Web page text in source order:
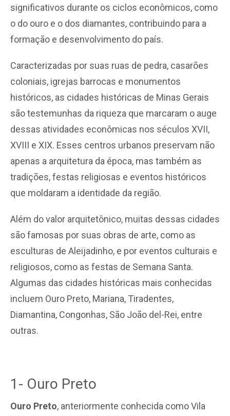
significativos durante os ciclos econômicos, como
o do ouro e o dos diamantes, contribuindo para a
formação e desenvolvimento do país.
Caracterizadas por suas ruas de pedra, casarões
coloniais, igrejas barrocas e monumentos
históricos, as cidades históricas de Minas Gerais
são testemunhas da riqueza que marcaram o auge
dessas atividades econômicas nos séculos XVII,
XVIII e XIX. Esses centros urbanos preservam não
apenas a arquitetura da época, mas também as
tradições, festas religiosas e eventos históricos
que moldaram a identidade da região.
Além do valor arquitetônico, muitas dessas cidades
são famosas por suas obras de arte, como as
esculturas de Aleijadinho, e por eventos culturais e
religiosos, como as festas de Semana Santa.
Algumas das cidades históricas mais conhecidas
incluem Ouro Preto, Mariana, Tiradentes,
Diamantina, Congonhas, São João del-Rei, entre
outras.
1- Ouro Preto
Ouro Preto, anteriormente conhecida como Vila